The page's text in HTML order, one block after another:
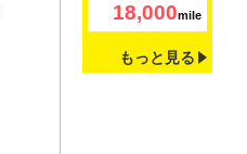
18,000mile
もっと見る